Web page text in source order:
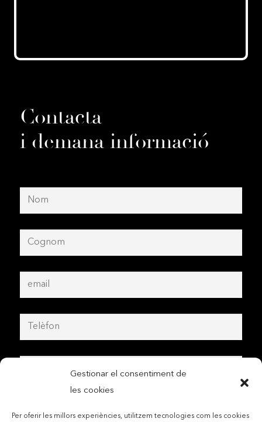
Gestionar el consentiment de
les cookies
Per oferir les millors experiències, utilitzem tecnologies com les cookies
Contacta
i demana informació